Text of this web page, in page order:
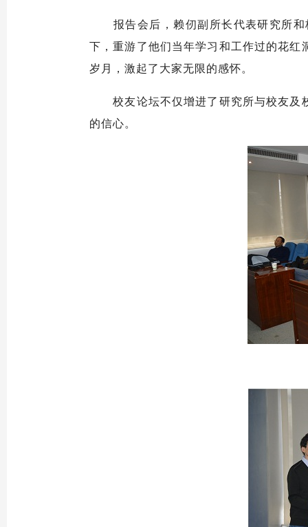
报告会后，赖仞副所长代表研究所
下，重游了他们当年学习和工作过的花
岁月，激起了大家无限的感怀。
校友论坛不仅增进了研究所与校友及
的信心。